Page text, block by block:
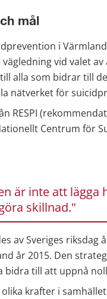
mål
i
vid valet
alla som bidrar till
nätverket för
RESPI
Centrum för
är inte att lägga
skillnad."
av Sveriges riksdag
år 2015. Den
bidra till att uppnå
krafter i